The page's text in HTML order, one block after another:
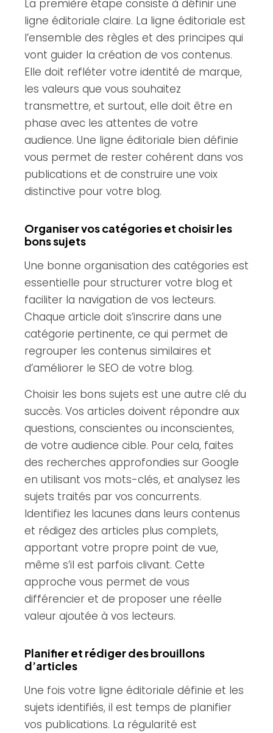
La première étape consiste à définir une
ligne éditoriale claire. La ligne éditoriale est
l’ensemble des règles et des principes qui
vont guider la création de vos contenus.
Elle doit refléter votre identité de marque,
les valeurs que vous souhaitez
transmettre, et surtout, elle doit être en
phase avec les attentes de votre
audience. Une ligne éditoriale bien définie
vous permet de rester cohérent dans vos
publications et de construire une voix
distinctive pour votre blog.
Organiser vos catégories et choisir les
bons sujets
Une bonne organisation des catégories est
essentielle pour structurer votre blog et
faciliter la navigation de vos lecteurs.
Chaque article doit s’inscrire dans une
catégorie pertinente, ce qui permet de
regrouper les contenus similaires et
d’améliorer le SEO de votre blog.
Choisir les bons sujets est une autre clé du
succès. Vos articles doivent répondre aux
questions, conscientes ou inconscientes,
de votre audience cible. Pour cela, faites
des recherches approfondies sur Google
en utilisant vos mots-clés, et analysez les
sujets traités par vos concurrents.
Identifiez les lacunes dans leurs contenus
et rédigez des articles plus complets,
apportant votre propre point de vue,
même s’il est parfois clivant. Cette
approche vous permet de vous
différencier et de proposer une réelle
valeur ajoutée à vos lecteurs.
Planifier et rédiger des brouillons
d’articles
Une fois votre ligne éditoriale définie et les
sujets identifiés, il est temps de planifier
vos publications. La régularité est